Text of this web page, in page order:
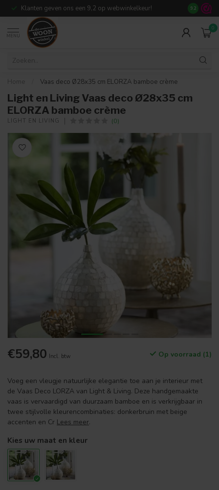
Klanten geven ons een 9,2 op webwinkelkeur! Meer dan
9.2
MENU
0
Home Vaas deco Ø28x35 cm ELORZA bamboe crème
Light en Living Vaas deco Ø28x35 cm
ELORZA bamboe crème
LIGHT EN LIVING (0)
€59,80 Incl. btw Op voorraad (1)
Voeg een vleugje natuurlijke elegantie toe aan je interieur met
de Vaas Deco LORZA van Light & Living. Deze handgemaakte
vaas is vervaardigd van duurzaam bamboe en is verkrijgbaar in
twee stijlvolle kleurencombinaties: donkerbruin met beige
accenten en Cr Lees meer.
Kies uw maat en kleur